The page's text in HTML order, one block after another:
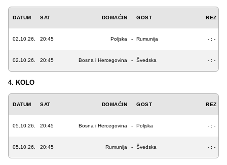
DATUM SAT DOMAĆIN GOST REZ
02.10.26. 20:45 Poljska - Rumunija - : -
02.10.26. 20:45 Bosna i Hercegovina - Švedska - : -
4. KOLO
DATUM SAT DOMAĆIN GOST REZ
05.10.26. 20:45 Bosna i Hercegovina - Poljska - : -
05.10.26. 20:45 Rumunija - Švedska - : -